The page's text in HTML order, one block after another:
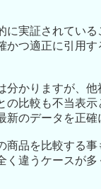
に実証されている
かつ適正に引用す
分かりますが、
の比較も不当表
新のデータを正
商品を比較する
く違うケースが